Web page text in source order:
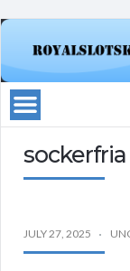
JULY 27, 2025